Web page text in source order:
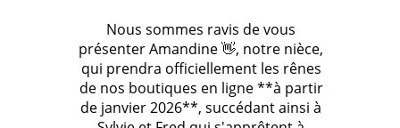
Nous sommes ravis de vous
présenter Amandine 👋, notre nièce,
qui prendra officiellement les rênes
de nos boutiques en ligne **à partir
de janvier 2026**, succédant ainsi à